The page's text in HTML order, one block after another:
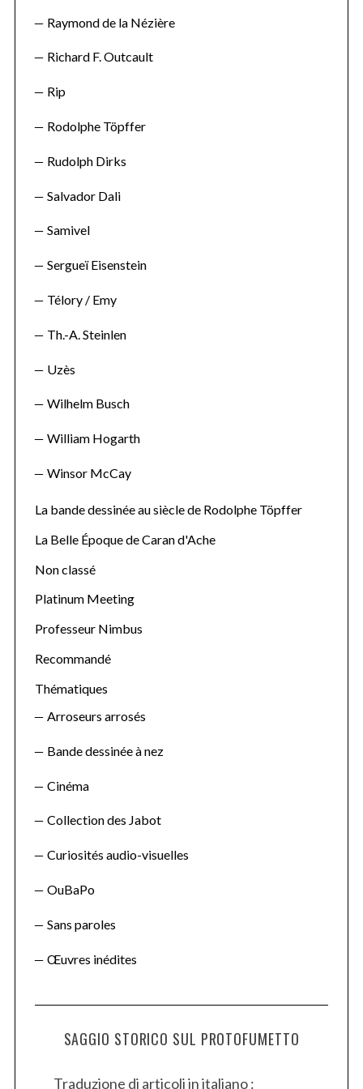
Raymond de la Nézière
Richard F. Outcault
Rip
Rodolphe Töpffer
Rudolph Dirks
Salvador Dali
Samivel
Sergueï Eisenstein
Télory / Emy
Th.-A. Steinlen
Uzès
Wilhelm Busch
William Hogarth
Winsor McCay
La bande dessinée au siècle de Rodolphe Töpffer
La Belle Époque de Caran d'Ache
Non classé
Platinum Meeting
Professeur Nimbus
Recommandé
Thématiques
Arroseurs arrosés
Bande dessinée à nez
Cinéma
Collection des Jabot
Curiosités audio-visuelles
OuBaPo
Sans paroles
Œuvres inédites
SAGGIO STORICO SUL PROTOFUMETTO
Traduzione di articoli in italiano :